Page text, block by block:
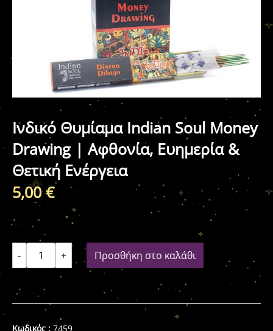
Ινδικό Θυμίαμα Indian Soul Money
Drawing | Αφθονία, Ευημερία &
Θετική Ενέργεια
5,00€
- + Προσθήκη στο καλάθι
Κωδικός : 7459